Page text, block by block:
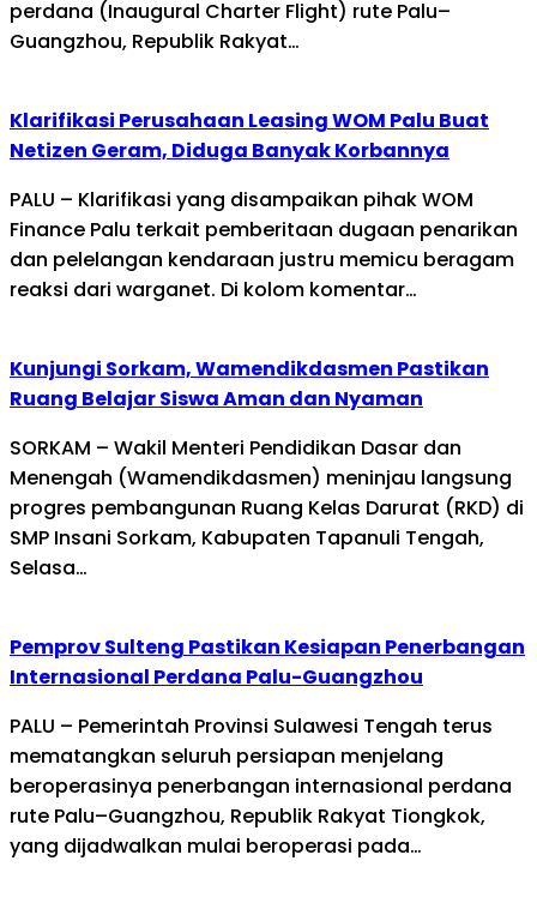
perdana (Inaugural Charter Flight) rute Palu–
Guangzhou, Republik Rakyat…
Klarifikasi Perusahaan Leasing WOM Palu Buat
Netizen Geram, Diduga Banyak Korbannya
PALU – Klarifikasi yang disampaikan pihak WOM
Finance Palu terkait pemberitaan dugaan penarikan
dan pelelangan kendaraan justru memicu beragam
reaksi dari warganet. Di kolom komentar…
Kunjungi Sorkam, Wamendikdasmen Pastikan
Ruang Belajar Siswa Aman dan Nyaman
SORKAM – Wakil Menteri Pendidikan Dasar dan
Menengah (Wamendikdasmen) meninjau langsung
progres pembangunan Ruang Kelas Darurat (RKD) di
SMP Insani Sorkam, Kabupaten Tapanuli Tengah,
Selasa…
Pemprov Sulteng Pastikan Kesiapan Penerbangan
Internasional Perdana Palu-Guangzhou
PALU – Pemerintah Provinsi Sulawesi Tengah terus
mematangkan seluruh persiapan menjelang
beroperasinya penerbangan internasional perdana
rute Palu–Guangzhou, Republik Rakyat Tiongkok,
yang dijadwalkan mulai beroperasi pada…